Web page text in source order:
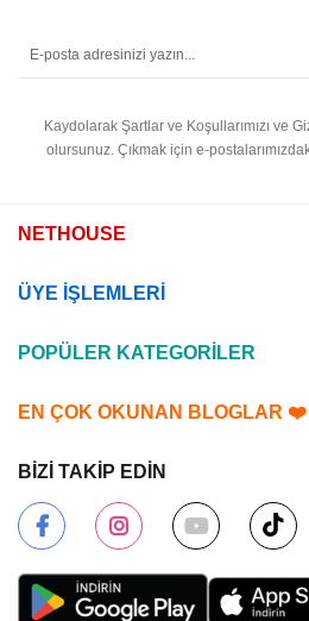
Kaydolarak Şartlar ve Koşullarımızı ve
olursunuz. Çıkmak için e-
NETHOUSE
ÜYE İŞLEMLERİ
POPÜLER KATEGORİLER
EN ÇOK OKUNAN BLOGLAR ❤️
BİZİ TAKİP EDİN